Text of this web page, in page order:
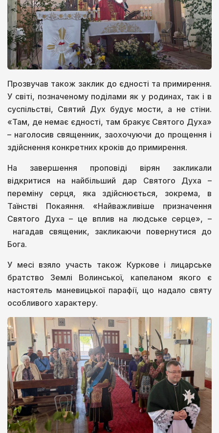
Прозвучав також заклик до єдності та примирення.
У світі, позначеному поділами як у родинах, так і в
суспільстві, Святий Дух будує мости, а не стіни.
«Там, де немає єдності, там бракує Святого Духа»
– наголосив священник, заохочуючи до прощення і
здійснення конкретних кроків до примирення.
На завершення проповіді вірян закликали
відкритися на найбільший дар Святого Духа –
переміну серця, яка здійснюється, зокрема, в
Таїнстві Покаяння. «Найважливіше призначення
Святого Духа – це вплив на людське серце», –
нагадав священик, закликаючи повернутися до
Бога.
У месі взяло участь також Куркове і лицарське
братство Землі Волинської, капеланом якого є
настоятель маневицької парафії, що надало святу
особливого характеру.